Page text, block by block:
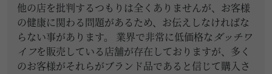
他の店を批判するつもりは全くありませんが、お客様
の健康に関わる問題があるため、お伝えしなければな
らない事があります。 業界で非常に低価格な ダッチワ
イフを販売している店舗が存在しておりますが、多く
のお客様がそれらがブランド品であると信じて購入さ